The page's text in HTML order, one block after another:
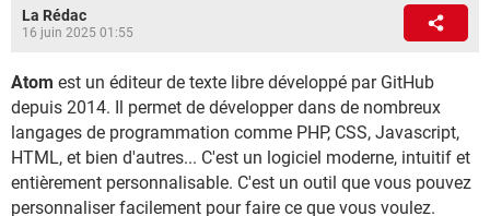
La Rédac
16 juin 2025 01:55
Atom est un éditeur de texte libre développé par GitHub
depuis 2014. Il permet de développer dans de nombreux
langages de programmation comme PHP, CSS, Javascript,
HTML, et bien d'autres... C'est un logiciel moderne, intuitif et
entièrement personnalisable. C'est un outil que vous pouvez
personnaliser facilement pour faire ce que vous voulez.